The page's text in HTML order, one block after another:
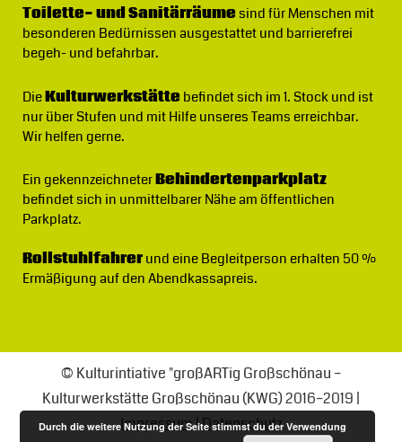
Toilette- und Sanitärräumesind für Menschen mit
besonderen Bedürnissen ausgestattet und barrierefrei
begeh- und befahrbar.
DieKulturwerkstättebefindet sich im 1. Stock und ist
nur über Stufen und mit Hilfe unseres Teams erreichbar.
Wir helfen gerne.
Ein gekennzeichneterBehindertenparkplatz
befindet sich in unmittelbarer Nähe am öffentlichen
Parkplatz.
Rollstuhlfahrerund eine Begleitperson erhalten 50 %
Ermäßigung auf den Abendkassapreis.
© Kulturintiative "großARTig Großschönau –
Kulturwerkstätte Großschönau (KWG) 2016–2019 |
Impressum|Datenschutz
Durch die weitere Nutzung der Seite stimmst du der Verwendung